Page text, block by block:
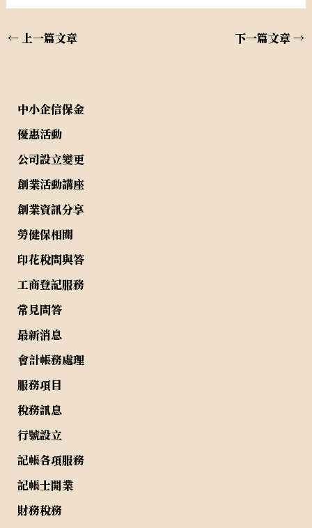
←上一篇文章 下一篇文章→
中小企信保金
優惠活動
公司設立變更
創業活動講座
創業資訊分享
勞健保相關
印花稅問與答
工商登記服務
常見問答
最新消息
會計帳務處理
服務項目
稅務訊息
行號設立
記帳各項服務
記帳士開業
財務稅務